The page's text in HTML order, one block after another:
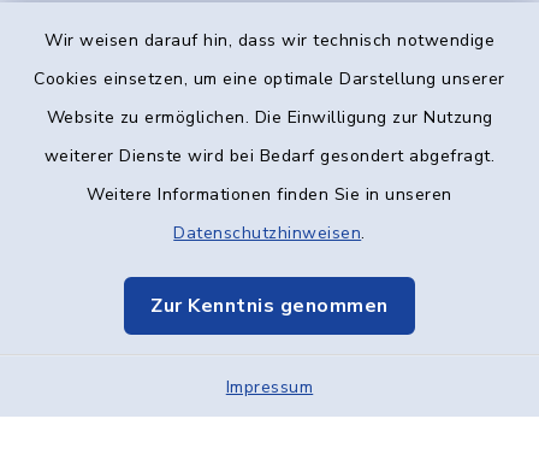
Wir weisen darauf hin, dass wir technisch notwendige
Cookies einsetzen, um eine optimale Darstellung unserer
Website zu ermöglichen. Die Einwilligung zur Nutzung
weiterer Dienste wird bei Bedarf gesondert abgefragt.
Weitere Informationen finden Sie in unseren
Datenschutzhinweisen.
Zur Kenntnis genommen
Impressum
Kontakt
Datenschutz
Elektronische Kommunikation
Sitemap